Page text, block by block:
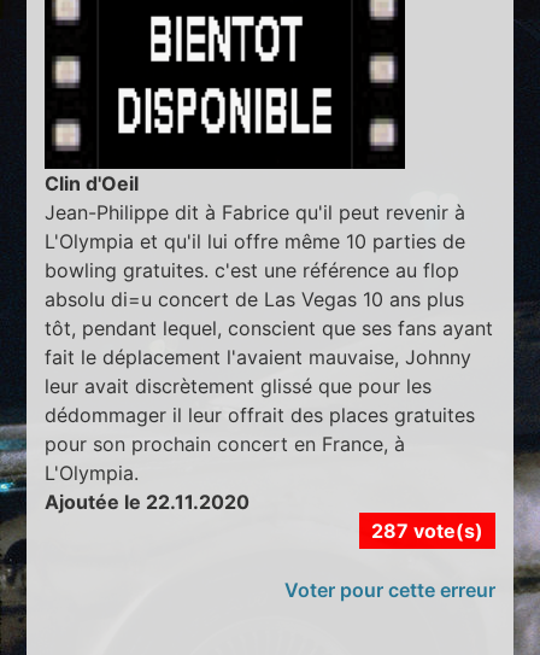
Clin d'Oeil
Jean-Philippe dit à Fabrice qu'il peut revenir à
L'Olympia et qu'il lui offre même 10 parties de
bowling gratuites. c'est une référence au flop
absolu di=u concert de Las Vegas 10 ans plus
tôt, pendant lequel, conscient que ses fans ayant
fait le déplacement l'avaient mauvaise, Johnny
leur avait discrètement glissé que pour les
dédommager il leur offrait des places gratuites
pour son prochain concert en France, à
L'Olympia.
Ajoutée le 22.11.2020
287 vote(s)
Voter pour cette erreur